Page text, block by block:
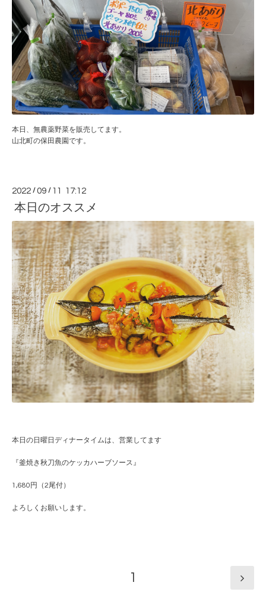
本日、無農薬野菜を販売してます。
山北町の保田農園です。
2022 /09 / 11 17:12
本日のオススメ
本日の日曜日ディナータイムは、営業してます
『釜焼き秋刀魚のケッカハーブソース』
1,680円（2尾付）
よろしくお願いします。
1